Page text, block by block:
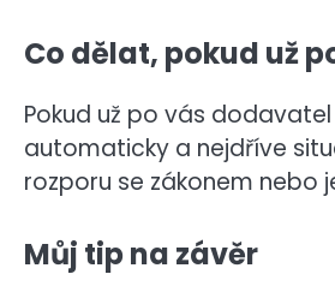
Co dělat, pokud už
Pokud už po vás
automaticky a nejdříve
rozporu se zákonem nebo
Můj tip na závěr